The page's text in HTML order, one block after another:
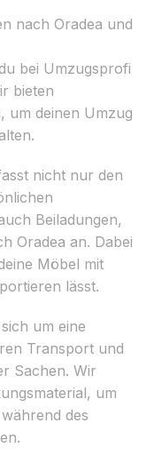
nach Oradea und
bei Umzugsprofi
bieten
um deinen Umzug
nicht nur den
Beiladungen,
Oradea an. Dabei
Möbel mit
lässt.
um eine
Transport und
Sachen. Wir
um
des